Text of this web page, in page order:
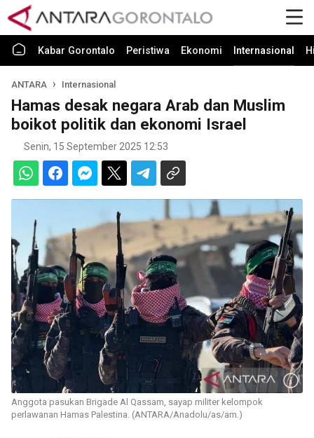
Kabar Gorontalo Peristiwa Ekonomi Internasional
ANTARA Internasional
Hamas desak negara Arab dan Muslim
boikot politik dan ekonomi Israel
Senin, 15 September 2025 12:53
Anggota pasukan Brigade Al Qassam, sayap militer kelompok
perlawanan Hamas Palestina. (ANTARA/Anadolu/as/am.)